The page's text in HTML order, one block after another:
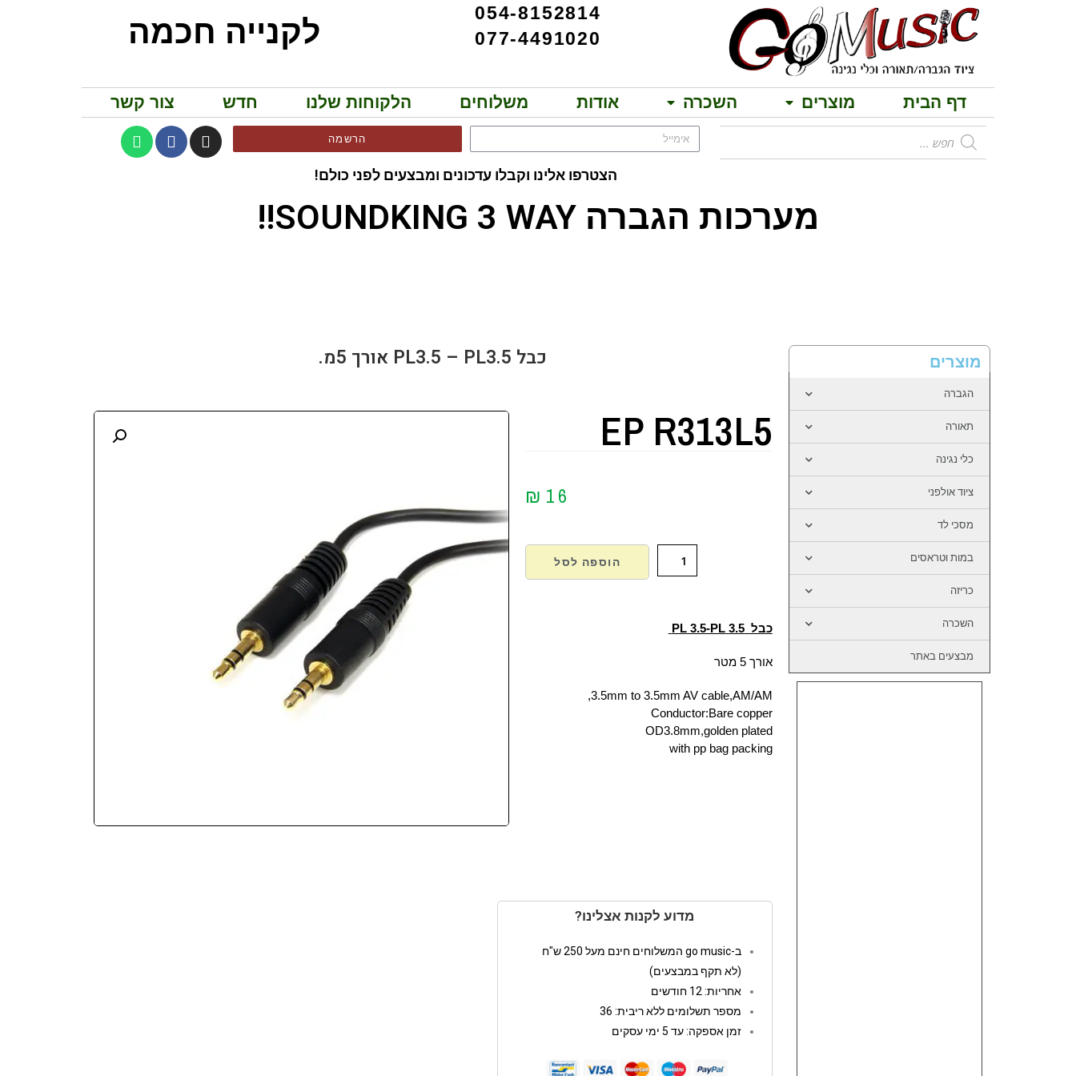
054-8152814
077-4491020
לקנייה חכמה
דף הבית מוצרים השכרה אודות משלוחים הלקוחות שלנו חדש צור קשר
הרשמה
הצטרפו אלינו וקבלו עדכונים ומבצעים לפני כולם!
מערכות הגברה SOUNDKING 3 WAY!!
מוצרים
הגברה
תאורה
כלי נגינה
ציוד אולפני
מסכי לד
במות וטראסים
כריזה
השכרה
מבצעים באתר
כבל PL3.5 – PL3.5 אורך 5מ.
EP R313L5
₪ 16
הוספה לסל
כבל 3.5 PL 3.5-PL
אורך 5 מטר
3.5mm to 3.5mm AV cable,AM/AM,
Conductor:Bare copper
OD3.8mm,golden plated
with pp bag packing
מדוע לקנות אצלינו?
ב-go music המשלוחים חינם מעל 250 ש"ח
(לא תקף במבצעים)
אחריות: 12 חודשים
מספר תשלומים ללא ריבית: 36
זמן אספקה: עד 5 ימי עסקים